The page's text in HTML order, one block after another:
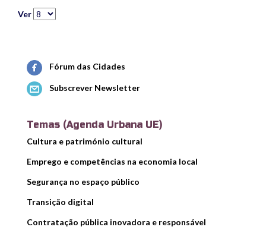
Ver
Fórum das Cidades
Subscrever Newsletter
Temas (Agenda Urbana UE)
Cultura e património cultural
Emprego e competências na economia local
Segurança no espaço público
Transição digital
Contratação pública inovadora e responsável